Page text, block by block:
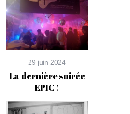
29 juin 2024
La dernière soirée
EPIC !